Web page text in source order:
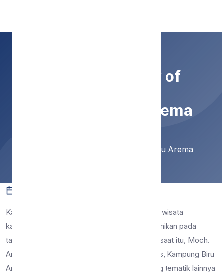
1st Anniversary of
Kampung Biru Arema
1st Anniversary of Kampung Biru Arema
Kampung Biru Arema (KBA) adalah salah satu wisata
kamkpung tematik di kota Malang. KBA diresmikan pada
tanggal 6 Februari 2018 oleh Walikota Malang saat itu, Moch.
Anton. Terletak di seberang Jembatan Brantas, Kampung Biru
Arema berdampingan dengan wisata kampung tematik lainnya